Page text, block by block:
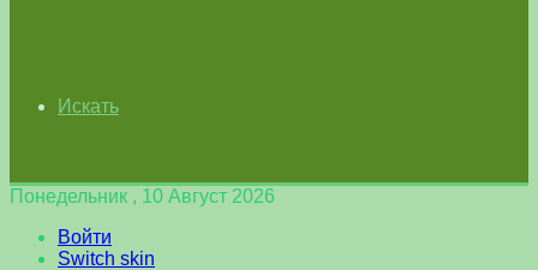
Искать
Понедельник , 10 Август 2026
Войти
Switch skin